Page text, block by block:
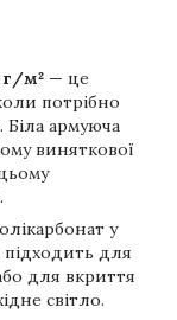
г/м² — це
потрібно
Біла армуюча
виняткової
у
підходить для
для вкриття
світло.